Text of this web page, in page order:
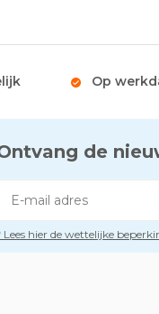
Op
de
Lees hier de wettelijke